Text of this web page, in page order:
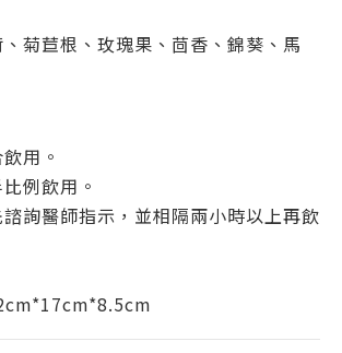
菊苣根、玫瑰果、茴香、錦葵、馬
用。
例飲用。
詢醫師指示，並相隔兩小時以上再飲